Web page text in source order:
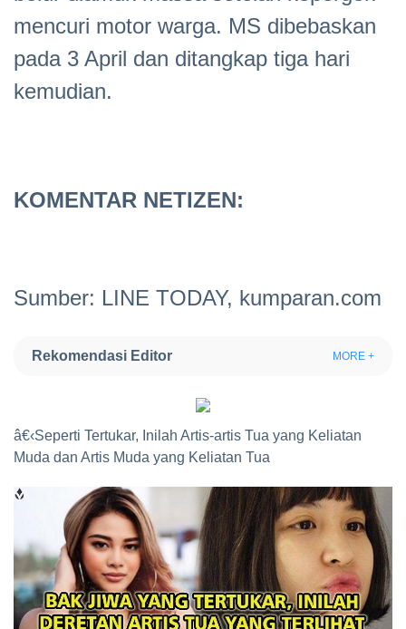
mencuri motor warga. MS dibebaskan
pada 3 April dan ditangkap tiga hari
kemudian.
KOMENTAR NETIZEN:
Sumber: LINE TODAY, kumparan.com
Rekomendasi Editor MORE +
â€‹Seperti Tertukar, Inilah Artis-artis Tua yang Keliatan
Muda dan Artis Muda yang Keliatan Tua